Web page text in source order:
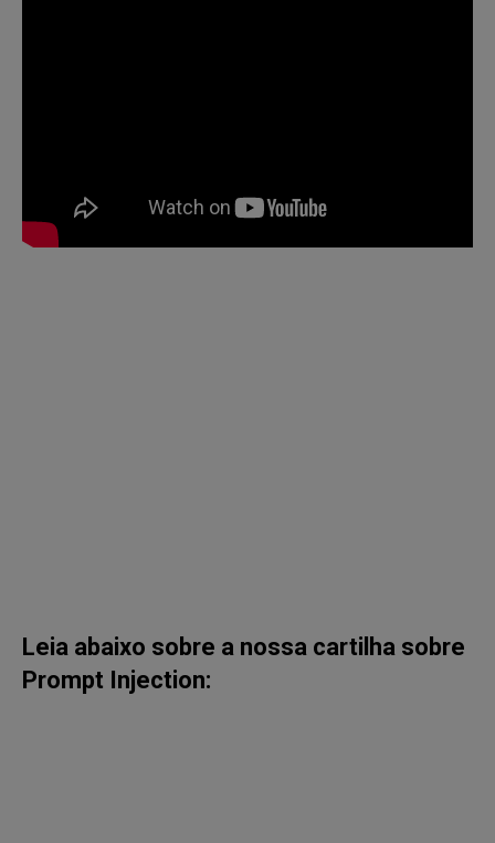
Leia abaixo sobre a nossa cartilha sobre
Prompt Injection: